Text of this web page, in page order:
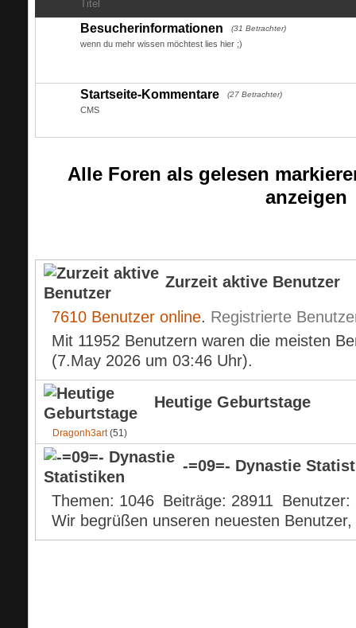
Titel
Besucherinformationen (31 Betrachter)
wenn du mehr wissen möchtest lies hier ;)
Startseite-Kommentare (27 Betrachter)
CMS
Alle Foren als gelesen
anzeigen
Zurzeit aktive Benutzer
7610 Benutzer online. Registrierte
Mit 11952 Benutzern waren die meisten
(7.May 2026 um 03:46 Uhr).
Heutige Geburtstage
Dragonh3art(51)
-=09=- Dynastie
Themen
1046 Beiträge 28911 Benutzer
Wir begrüßen unseren neuesten Benutzer,